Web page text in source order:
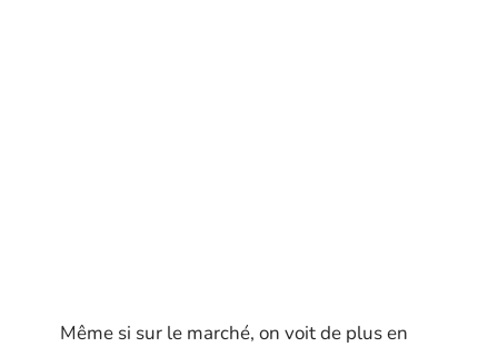
Même si sur le marché, on voit de plus en